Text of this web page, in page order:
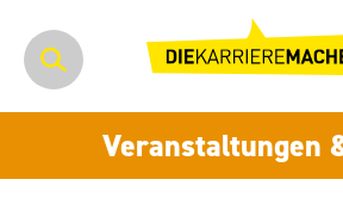
Veranstaltungen